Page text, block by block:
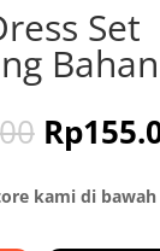
Set
Rp
kami di bawah